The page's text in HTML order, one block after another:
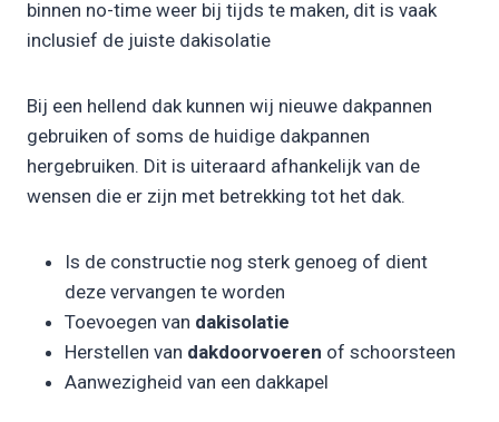
binnen no-time weer bij tijds te maken, dit is vaak
inclusief de juiste dakisolatie
Bij een hellend dak kunnen wij nieuwe dakpannen
gebruiken of soms de huidige dakpannen
hergebruiken. Dit is uiteraard afhankelijk van de
wensen die er zijn met betrekking tot het dak.
Is de constructie nog sterk genoeg of dient
deze vervangen te worden
Toevoegen van dakisolatie
Herstellen van dakdoorvoeren of schoorsteen
Aanwezigheid van een dakkapel